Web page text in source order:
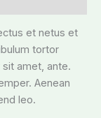
et netus et
tortor
amet, ante.
Aenean
leo.